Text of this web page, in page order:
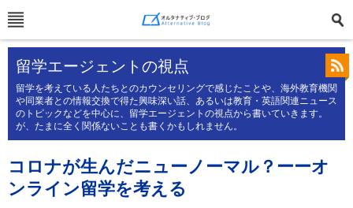
留学エージェントの視点
留学を考えている人たちとのカウンセリングで感じたことや、海外教育機関
や同業者との情報交換で得た興味深い話、あるいは教育・英語関連ニュース
のトピックなどを中心に、留学エージェントの視点から書いていきます。
が、たまに全く関係ないことも書くかもしれません。
コロナが生んだニューノーマル？ーーオ
ンライン留学を考える